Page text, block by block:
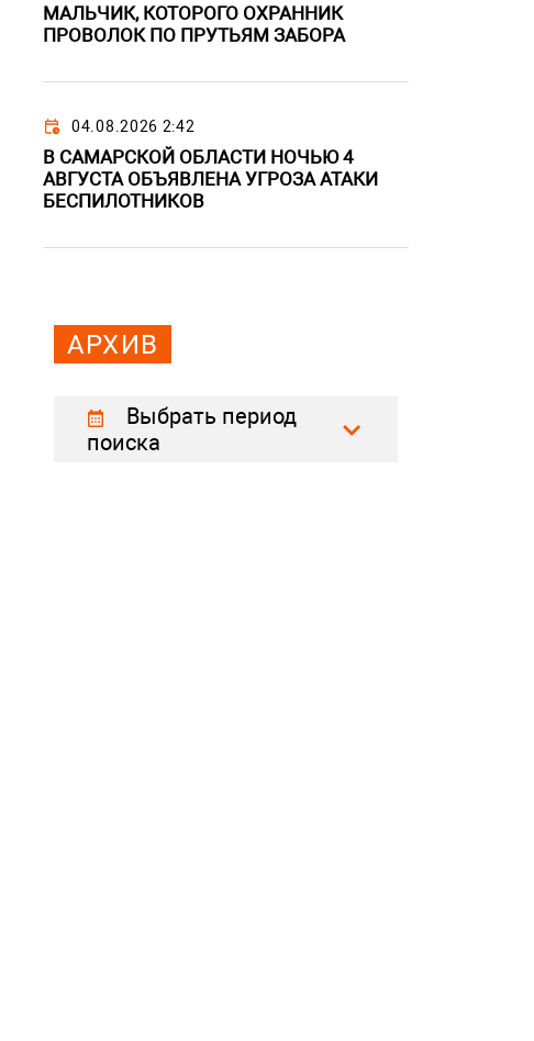
МАЛЬЧИК, КОТОРОГО ОХРАННИК
ПРОВОЛОК ПО ПРУТЬЯМ ЗАБОРА
04.08.2026 2:42
В САМАРСКОЙ ОБЛАСТИ НОЧЬЮ 4
АВГУСТА ОБЪЯВЛЕНА УГРОЗА АТАКИ
БЕСПИЛОТНИКОВ
АРХИВ
Выбрать период
поиска